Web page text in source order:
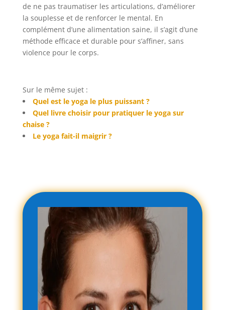
de ne pas traumatiser les articulations, d’améliorer
la souplesse et de renforcer le mental. En
complément d’une alimentation saine, il s’agit d’une
méthode efficace et durable pour s’affiner, sans
violence pour le corps.
Sur le même sujet :
Quel est le yoga le plus puissant ?
Quel livre choisir pour pratiquer le yoga sur
chaise ?
Le yoga fait-il maigrir ?